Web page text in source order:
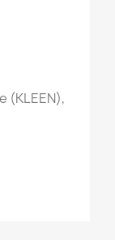
(KLEEN),